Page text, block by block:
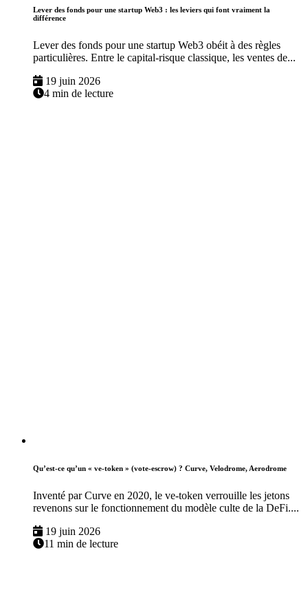
Lever des fonds pour une startup Web3 : les leviers qui font vraiment la
différence
Lever des fonds pour une startup Web3 obéit à des règles
particulières. Entre le capital-risque classique, les ventes de...
19 juin 2026
4 min de lecture
Qu’est-ce qu’un « ve-token » (vote-escrow) ? Curve, Velodrome, Aerodrome
Inventé par Curve en 2020, le ve-token verrouille les jetons
revenons sur le fonctionnement du modèle culte de la DeFi....
19 juin 2026
11 min de lecture